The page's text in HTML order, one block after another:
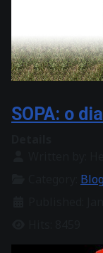
SOPA: o
Blog